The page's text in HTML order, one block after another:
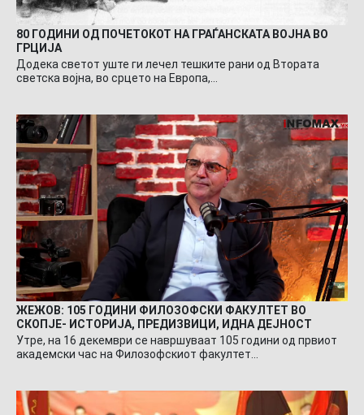
80 ГОДИНИ ОД ПОЧЕТОКОТ НА ГРАЃАНСКАТА ВОЈНА ВО
ГРЦИЈА
Додека светот уште ги лечел тешките рани од Втората
светска војна, во срцето на Европа,…
ЖЕЖОВ: 105 ГОДИНИ ФИЛОЗОФСКИ ФАКУЛТЕТ ВО
СКОПЈЕ- ИСТОРИЈА, ПРЕДИЗВИЦИ, ИДНА ДЕЈНОСТ
Утре, на 16 декември се навршуваат 105 години од првиот
академски час на Филозофскиот факултет…